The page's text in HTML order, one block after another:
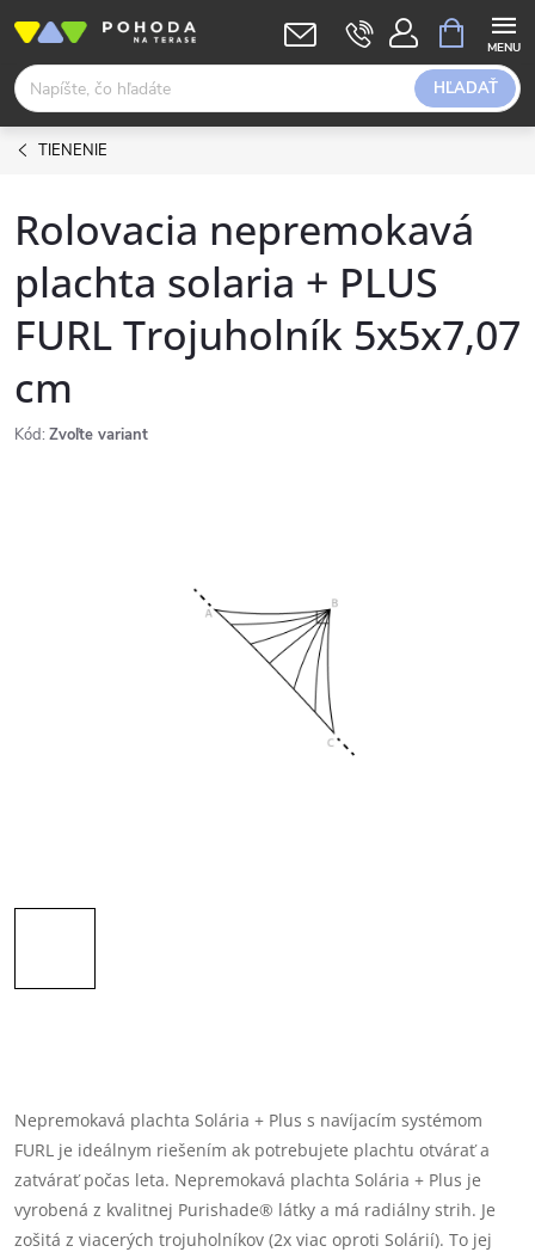
obsah
HĽADAŤ
KOŠÍK
TIENENIE
Rolovacia nepremokavá
plachta solaria + PLUS
FURL Trojuholník 5x5x7,07
cm
Kód: Zvoľte variant
Nepremokavá plachta Solária + Plus s navíjacím systémom
FURL je ideálnym riešením ak potrebujete plachtu otvárať a
zatvárať počas leta. Nepremokavá plachta Solária + Plus je
vyrobená z kvalitnej Purishade® látky a má radiálny strih. Je
zošitá z viacerých trojuholníkov (2x viac oproti Solárií). To jej